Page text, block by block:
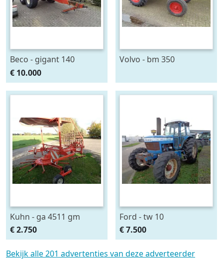
Beco - gigant 140
€ 10.000
Volvo - bm 350
Kuhn - ga 4511 gm
€ 2.750
Ford - tw 10
€ 7.500
Bekijk alle 201 advertenties van deze adverteerder